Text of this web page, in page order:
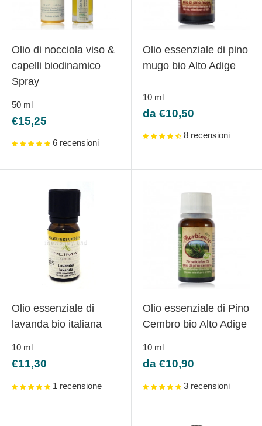
Olio di nocciola viso &
capelli biodinamico
Spray
50 ml
Prezzo
€15,25
6 recensioni
Olio essenziale di pino
mugo bio Alto Adige
10 ml
Prezzo
da €10,50
8 recensioni
Olio essenziale di
lavanda bio italiana
10 ml
Prezzo
€11,30
1 recensione
Olio essenziale di Pino
Cembro bio Alto Adige
10 ml
Prezzo
da €10,90
3 recensioni